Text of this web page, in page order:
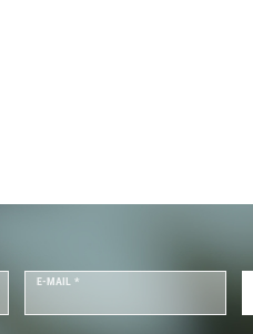
E-MAIL *